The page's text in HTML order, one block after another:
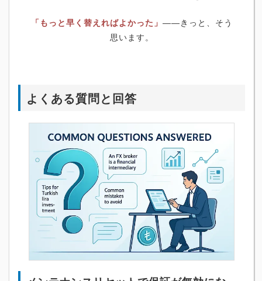
「もっと早く替えればよかった」 ――きっと、そう
思います。
よくある質問と回答